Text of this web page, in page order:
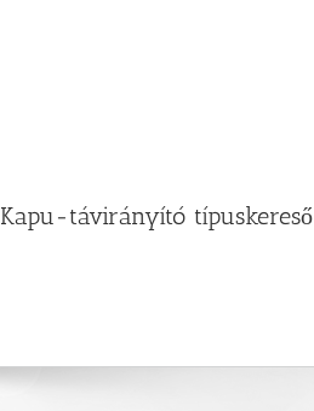
Kapu-távirányító típuskereső